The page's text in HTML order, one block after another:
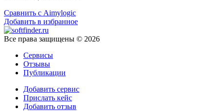
Сравнить с Aimylogic
Добавить в избранное
Все права защищены © 2026
Сервисы
Отзывы
Публикации
Добавить сервис
Прислать кейс
Добавить отзыв